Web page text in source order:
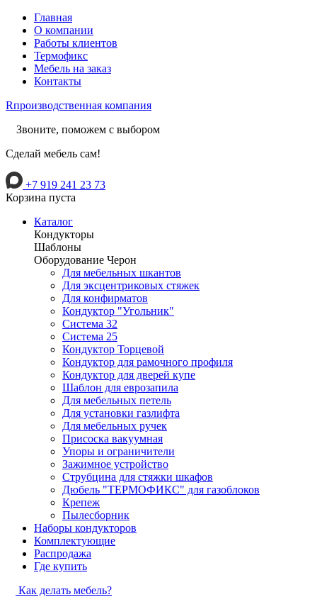
Главная
О компании
Работы клиентов
Термофикс
Мебель на заказ
Контакты
Rпроизводственная компания
Звоните, поможем с выбором
Сделай мебель сам!
+7 919 241 23 73
Корзина пуста
Каталог
Кондукторы
Шаблоны
Оборудование Черон
Для мебельных шкантов
Для эксцентриковых стяжек
Для конфирматов
Кондуктор "Угольник"
Система 32
Система 25
Кондуктор Торцевой
Кондуктор для рамочного профиля
Кондуктор для дверей купе
Шаблон для еврозапила
Для мебельных петель
Для установки газлифта
Для мебельных ручек
Присоска вакуумная
Упоры и ограничители
Зажимное устройство
Струбцина для стяжки шкафов
Дюбель "ТЕРМОФИКС" для газоблоков
Крепеж
Пылесборник
Наборы кондукторов
Комплектующие
Распродажа
Где купить
Как делать мебель?